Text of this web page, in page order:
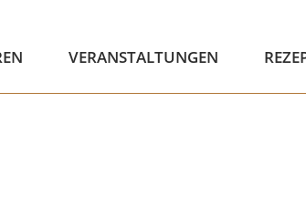
VERANSTALTUNGEN